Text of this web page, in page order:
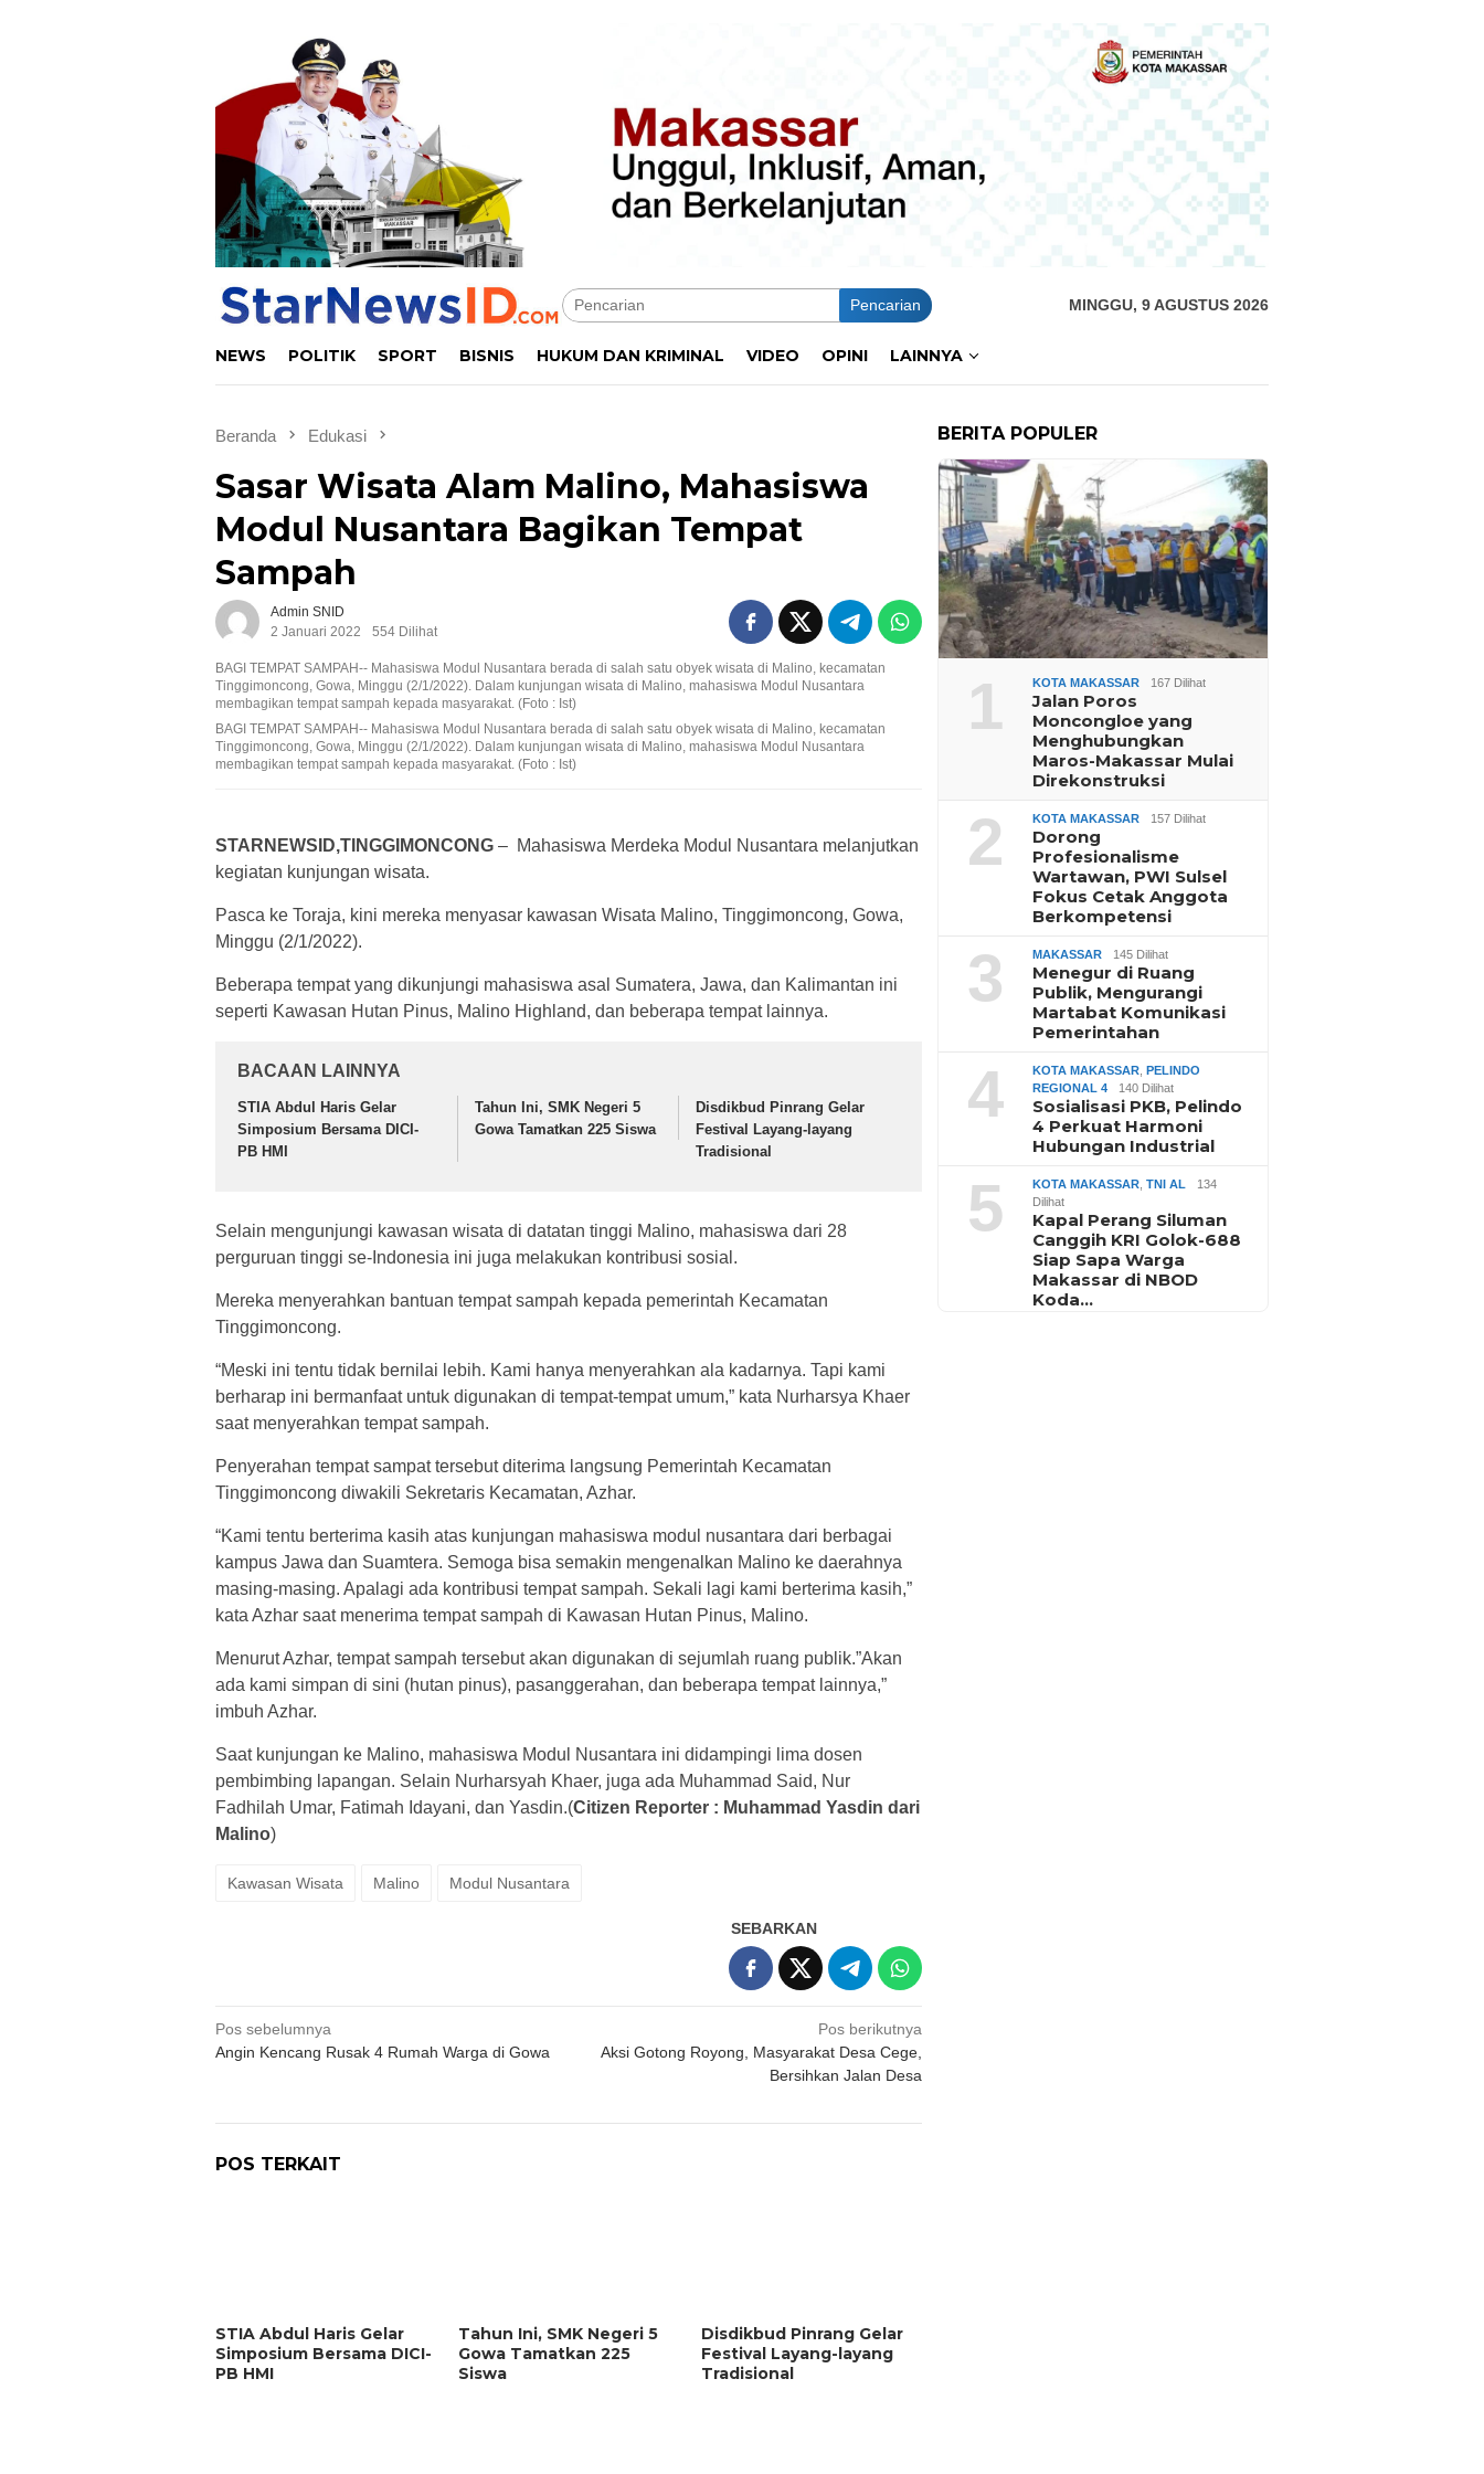
Pencarian MINGGU, 9 AGUSTUS 2026
NEWS POLITIK SPORT BISNIS HUKUM DAN KRIMINAL VIDEO OPINI LAINNYA
Beranda Edukasi
Sasar Wisata Alam Malino, Mahasiswa
Modul Nusantara Bagikan Tempat
Sampah
Admin SNID
2 Januari 2022
554 Dilihat
BAGI TEMPAT SAMPAH-- Mahasiswa Modul Nusantara berada di salah satu obyek wisata di Malino, kecamatan
Tinggimoncong, Gowa, Minggu (2/1/2022). Dalam kunjungan wisata di Malino, mahasiswa Modul Nusantara
membagikan tempat sampah kepada masyarakat. (Foto : Ist)
BAGI TEMPAT SAMPAH-- Mahasiswa Modul Nusantara berada di salah satu obyek wisata di Malino, kecamatan
Tinggimoncong, Gowa, Minggu (2/1/2022). Dalam kunjungan wisata di Malino, mahasiswa Modul Nusantara
membagikan tempat sampah kepada masyarakat. (Foto : Ist)
STARNEWSID,TINGGIMONCONG – Mahasiswa Merdeka Modul Nusantara melanjutkan
kegiatan kunjungan wisata.
Pasca ke Toraja, kini mereka menyasar kawasan Wisata Malino, Tinggimoncong, Gowa,
Minggu (2/1/2022).
Beberapa tempat yang dikunjungi mahasiswa asal Sumatera, Jawa, dan Kalimantan ini
seperti Kawasan Hutan Pinus, Malino Highland, dan beberapa tempat lainnya.
BACAAN LAINNYA
STIA Abdul Haris Gelar
Simposium Bersama DICI-
PB HMI
Tahun Ini, SMK Negeri 5
Gowa Tamatkan 225 Siswa
Disdikbud Pinrang Gelar
Festival Layang-layang
Tradisional
Selain mengunjungi kawasan wisata di datatan tinggi Malino, mahasiswa dari 28
perguruan tinggi se-Indonesia ini juga melakukan kontribusi sosial.
Mereka menyerahkan bantuan tempat sampah kepada pemerintah Kecamatan
Tinggimoncong.
“Meski ini tentu tidak bernilai lebih. Kami hanya menyerahkan ala kadarnya. Tapi kami
berharap ini bermanfaat untuk digunakan di tempat-tempat umum,” kata Nurharsya Khaer
saat menyerahkan tempat sampah.
Penyerahan tempat sampat tersebut diterima langsung Pemerintah Kecamatan
Tinggimoncong diwakili Sekretaris Kecamatan, Azhar.
“Kami tentu berterima kasih atas kunjungan mahasiswa modul nusantara dari berbagai
kampus Jawa dan Suamtera. Semoga bisa semakin mengenalkan Malino ke daerahnya
masing-masing. Apalagi ada kontribusi tempat sampah. Sekali lagi kami berterima kasih,”
kata Azhar saat menerima tempat sampah di Kawasan Hutan Pinus, Malino.
Menurut Azhar, tempat sampah tersebut akan digunakan di sejumlah ruang publik.”Akan
ada kami simpan di sini (hutan pinus), pasanggerahan, dan beberapa tempat lainnya,”
imbuh Azhar.
Saat kunjungan ke Malino, mahasiswa Modul Nusantara ini didampingi lima dosen
pembimbing lapangan. Selain Nurharsyah Khaer, juga ada Muhammad Said, Nur
Fadhilah Umar, Fatimah Idayani, dan Yasdin.(Citizen Reporter : Muhammad Yasdin dari
Malino)
Kawasan Wisata Malino Modul Nusantara
SEBARKAN
Navigasi
pos
Pos sebelumnya
Angin Kencang Rusak 4 Rumah Warga di Gowa
Pos berikutnya
Aksi Gotong Royong, Masyarakat Desa Cege,
Bersihkan Jalan Desa
POS TERKAIT
STIA Abdul Haris Gelar
Simposium Bersama DICI-
PB HMI
Tahun Ini, SMK Negeri 5
Gowa Tamatkan 225
Siswa
Disdikbud Pinrang Gelar
Festival Layang-layang
Tradisional
BERITA POPULER
1 KOTA MAKASSAR 167 Dilihat
Jalan Poros
Moncongloe yang
Menghubungkan
Maros-Makassar Mulai
Direkonstruksi
2 KOTA MAKASSAR 157 Dilihat
Dorong
Profesionalisme
Wartawan, PWI Sulsel
Fokus Cetak Anggota
Berkompetensi
3 MAKASSAR 145 Dilihat
Menegur di Ruang
Publik, Mengurangi
Martabat Komunikasi
Pemerintahan
4 KOTA MAKASSAR ,PELINDO
REGIONAL 4
140 Dilihat
Sosialisasi PKB, Pelindo
4 Perkuat Harmoni
Hubungan Industrial
5 KOTA MAKASSAR ,TNI AL
134
Dilihat
Kapal Perang Siluman
Canggih KRI Golok-688
Siap Sapa Warga
Makassar di NBOD
Koda…